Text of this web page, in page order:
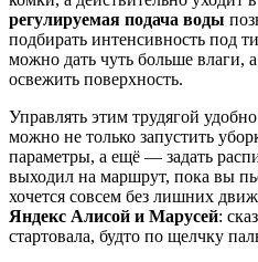
регулируемая подача воды
подбирать интенсивность под
можно дать чуть больше влаги,
освежить поверхность.
Управлять этим трудягой
можно не только запустить
параметры, а ещё — задать
выходил на маршрут, пока вы
хочется совсем без лишних
Яндекс Алисой и Марусей:
стартовала, будто по щелчку